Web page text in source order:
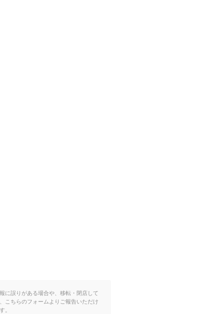
に誤りがある場合や、移転・閉店して
こちらのフォームよりご報告いただけ
。